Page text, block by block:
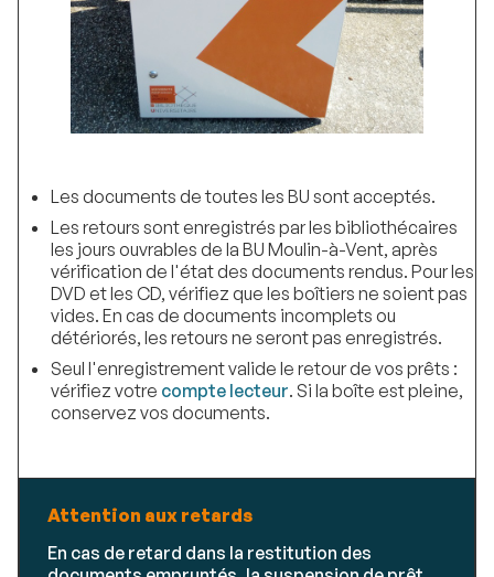
Les documents de toutes les BU sont acceptés.
Les retours sont enregistrés par les bibliothécaires
les jours ouvrables de la BU Moulin-à-Vent, après
vérification de l'état des documents rendus. Pour les
DVD et les CD, vérifiez que les boîtiers ne soient pas
vides. En cas de documents incomplets ou
détériorés, les retours ne seront pas enregistrés.
Seul l'enregistrement valide le retour de vos prêts :
vérifiez votre compte lecteur. Si la boîte est pleine,
conservez vos documents.
Attention aux retards
En cas de retard dans la restitution des